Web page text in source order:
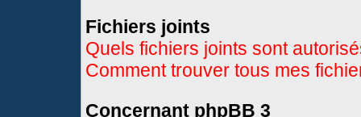
Fichiers joints
Quels fichiers joints sont
Comment trouver tous mes
Concernant phpBB 3